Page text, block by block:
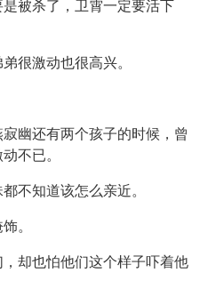
被杀了，卫霄一定要活下
很激动也很高兴。
幽还有两个孩子的时候，曾
不已。
不知道该怎么亲近。
。
却也怕他们这个样子吓着他